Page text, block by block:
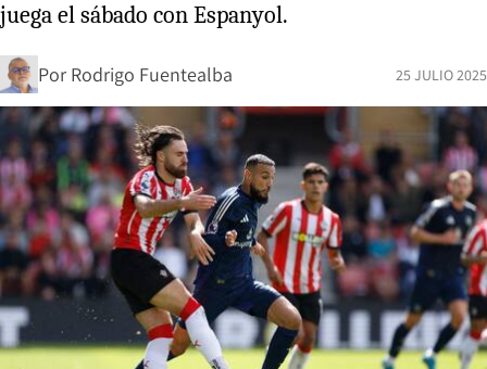
juega el sábado con Espanyol.
Por Rodrigo Fuentealba 25 JULIO 2025